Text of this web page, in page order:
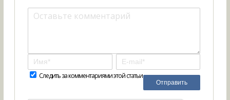
Следить за комментариями этой статьи